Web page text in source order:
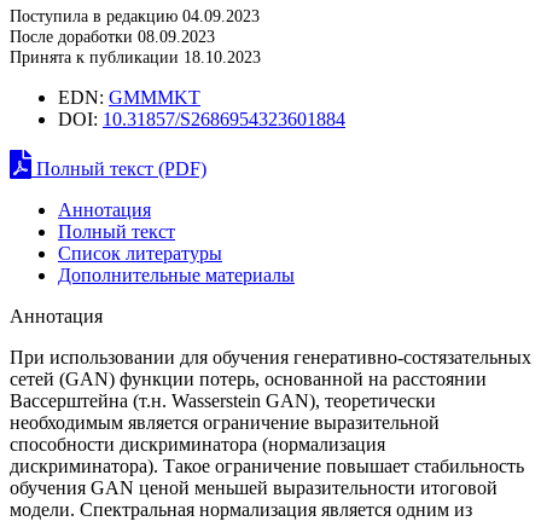
Поступила в редакцию 04.09.2023
После доработки 08.09.2023
Принята к публикации 18.10.2023
EDN: GMMMKT
DOI: 10.31857/S2686954323601884
Полный текст (PDF)
Аннотация
Полный текст
Список литературы
Дополнительные материалы
Аннотация
При использовании для обучения генеративно-состязательных
сетей (GAN) функции потерь, основанной на расстоянии
Вассерштейна (т.н. Wasserstein GAN), теоретически
необходимым является ограничение выразительной
способности дискриминатора (нормализация
дискриминатора). Такое ограничение повышает стабильность
обучения GAN ценой меньшей выразительности итоговой
модели. Спектральная нормализация является одним из